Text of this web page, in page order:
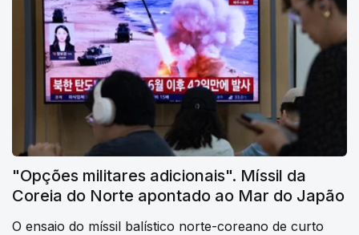
"Opções militares adicionais". Míssil da
Coreia do Norte apontado ao Mar do Japão
O ensaio do míssil balístico norte-coreano de curto